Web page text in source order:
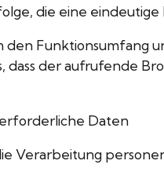
die eine
den
der aufrufende
Daten
Verarbeitung